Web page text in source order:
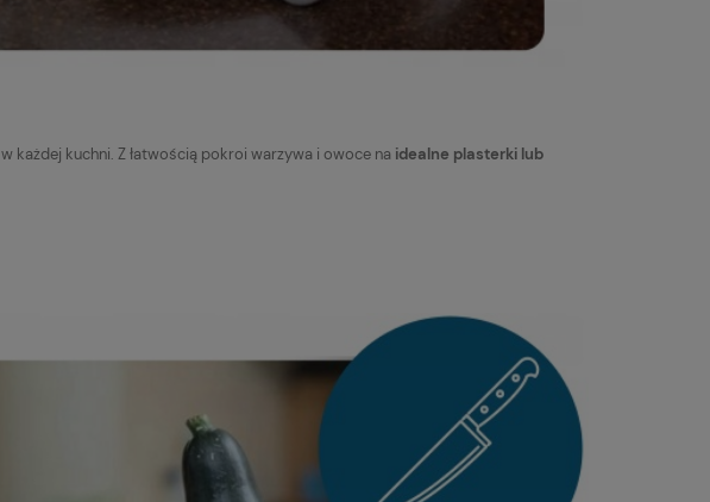
w każdej kuchni. Z łatwością pokroi warzywa i owoce na idealne plasterki lub